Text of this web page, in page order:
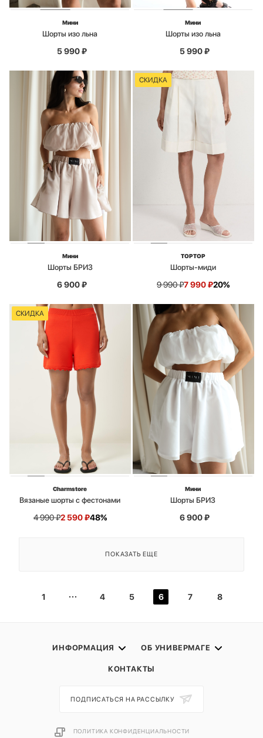
Мини
Шорты изо льна
5 990₽
Мини
Шорты изо льна
5 990₽
Мини
Шорты БРИЗ
6 900₽
СКИДКА
TOPTOP
Шорты-миди
9 990₽7 990₽20%
СКИДКА
Charmstore
Вязаные шорты с фестонами
4 990₽2 590₽48%
Мини
Шорты БРИЗ
6 900₽
ПОКАЗАТЬ ЕЩЕ
1 4 5 6 7 8
ИНФОРМАЦИЯ ОБ УНИВЕРМАГЕ
КОНТАКТЫ
ПОДПИСАТЬСЯ НА РАССЫЛКУ
ПОЛИТИКА КОНФИДЕНЦИАЛЬНОСТИ